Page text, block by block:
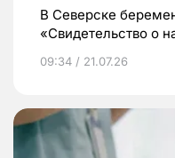
В Северске
«Свидетельство о
09:34 / 21.07.26